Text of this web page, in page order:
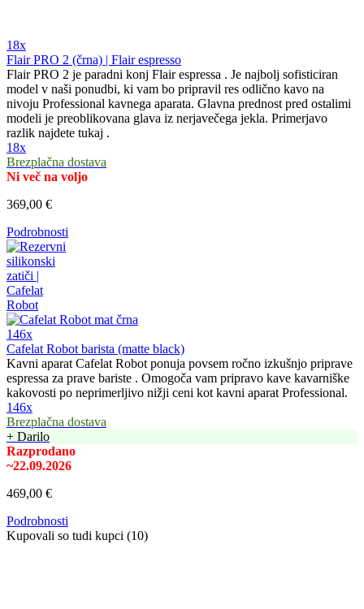
18x
Flair PRO 2 (črna) | Flair espresso
Flair PRO 2 je paradni konj Flair espressa . Je najbolj sofisticiran
model v naši ponudbi, ki vam bo pripravil res odlično kavo na
nivoju Professional kavnega aparata. Glavna prednost pred ostalimi
modeli je preoblikovana glava iz nerjavečega jekla. Primerjavo
razlik najdete tukaj .
18x
Brezplačna dostava
Ni več na voljo
369,00 €
Podrobnosti
146x
Cafelat Robot barista (matte black)
Kavni aparat Cafelat Robot ponuja povsem ročno izkušnjo priprave
espressa za prave bariste . Omogoča vam pripravo kave kavarniške
kakovosti po neprimerljivo nižji ceni kot kavni aparat Professional.
146x
Brezplačna dostava
+ Darilo
Razprodano
~22.09.2026
469,00 €
Podrobnosti
Kupovali so tudi kupci (10)